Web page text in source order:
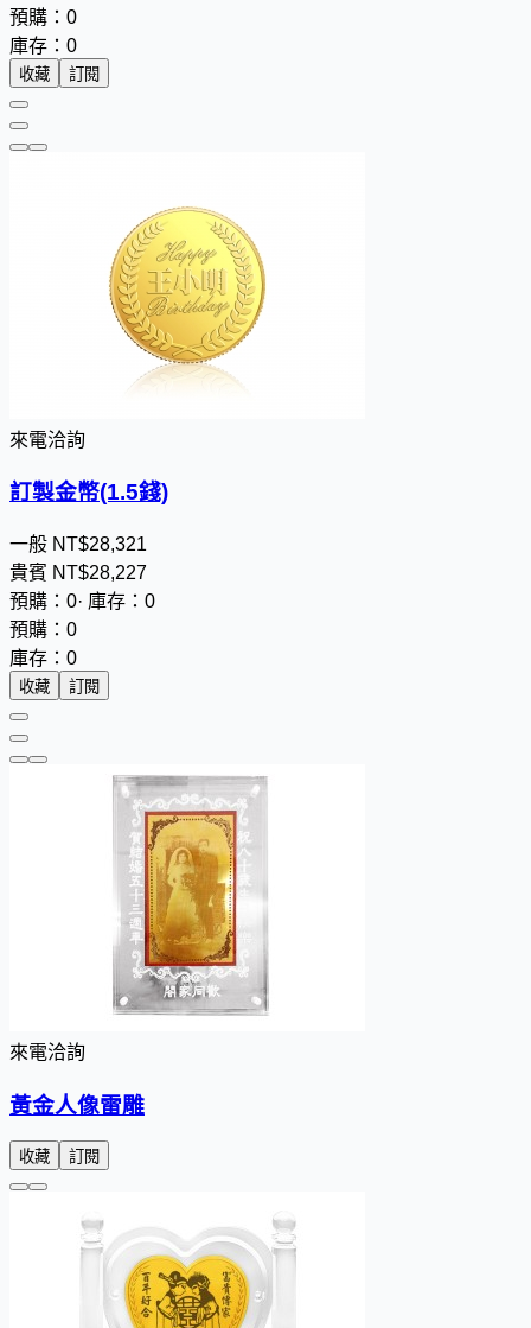
預購：0
庫存：0
收藏 訂閱
來電洽詢
訂製金幣(1.5錢)
一般 NT$28,321
貴賓 NT$28,227
預購：0· 庫存：0
預購：0
庫存：0
收藏 訂閱
來電洽詢
黃金人像雷雕
收藏 訂閱